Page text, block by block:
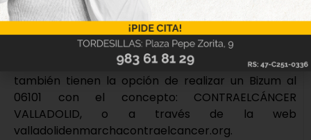
Las personas que quieran colaborar y no puedan
asistir podrán contribuir con el Dorsal 0 y realizar su
aportación en el siguiente número de cuenta
(Unicaja): IBAN ES93-2103-4300-7100-3011-1459, y
también tienen la opción de realizar un Bizum al
06101 con el concepto: CONTRAELCÁNCER
VALLADOLID, o a través de la web
valladolidenmarchacontraelcancer.org.